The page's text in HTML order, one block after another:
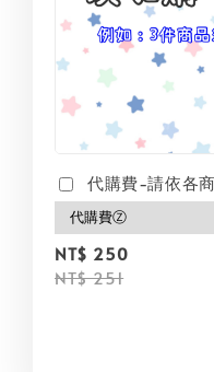
代購費-請依各
NT$ 250
NT$ 251